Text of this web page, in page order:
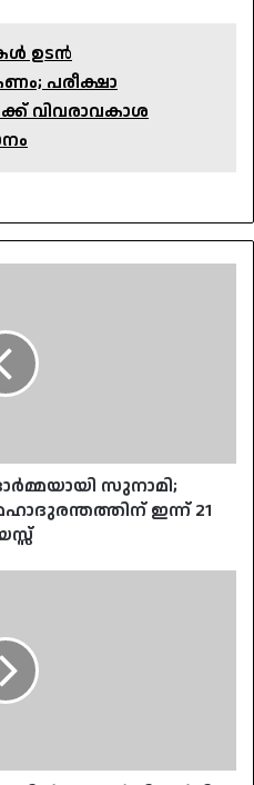
ഉടൻ
പരീക്ഷാ
വിവരാവകാശ
സുനാമി;
ഇന്ന് 21